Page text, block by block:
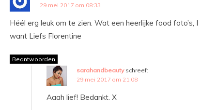
29 mei 2017 om 08:33
Héél erg leuk om te zien. Wat een heerlijke food foto’s, I
want Liefs Florentine
Beantwoorden
sarahandbeauty schreef:
29 mei 2017 om 21:08
Aaah lief! Bedankt. X